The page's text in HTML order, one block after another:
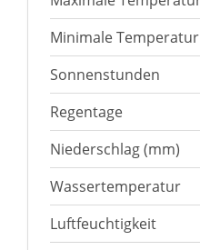
Minimale Temperatur
Sonnenstunden
Regentage
Niederschlag (mm)
Wassertemperatur
Luftfeuchtigkeit